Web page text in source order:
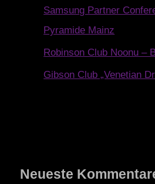
Samsung Partner
Pyramide Mainz
Robinson Club Noonu –
Gibson Club „Venetian
Neueste